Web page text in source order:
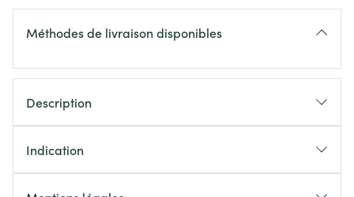
Méthodes de livraison disponibles
Description
Indication
RECOMMANDATIONS